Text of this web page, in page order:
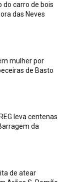
do carro de bois
das Neves
mulher por
de Basto
leva centenas
da
de atear